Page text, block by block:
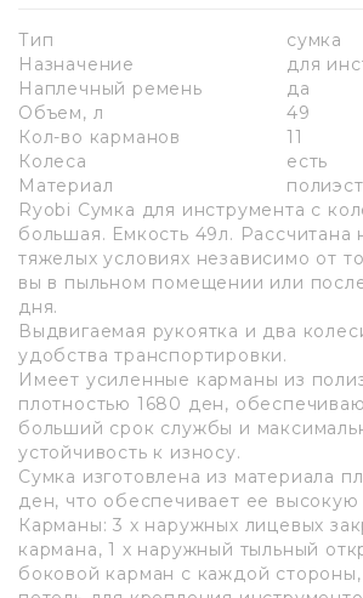
Тип
сумка
Назначение
для
Наплечный ремень
да
Объем, л
49
Кол-во карманов
11
Колеса
есть
Материал
Ryobi Сумка для инструмента с
большая. Емкость 49л. Рассчитана
тяжелых условиях независимо от
вы в пыльном помещении или
дня.
Выдвигаемая рукоятка и два
удобства транспортировки.
Имеет усиленные карманы из
плотностью 1680 ден,
больший срок службы и
устойчивость к износу.
Сумка изготовлена из материала
ден, что обеспечивает ее высокую
Карманы: 3 х наружных лицевых
кармана, 1 х наружный тыльный
боковой карман с каждой